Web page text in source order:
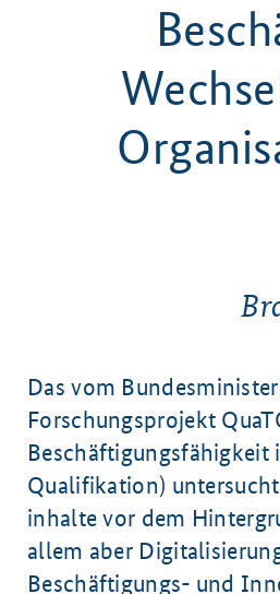
Das vom
Forschungsprojekt
Beschäftigungsfähigkeit
Qualifikation)
inhalte vor dem
allem aber
Beschäftigungs- und